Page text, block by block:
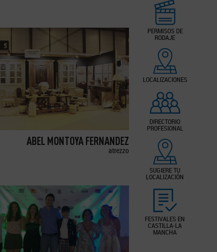
PERMISOS DE
RODAJE
LOCALIZACIONES
DIRECTORIO
PROFESIONAL
SUGIERE TU
LOCALIZACIÓN
FESTIVALES EN
CASTILLA-LA
MANCHA
ABEL MONTOYA FERNANDEZ
atrezzo